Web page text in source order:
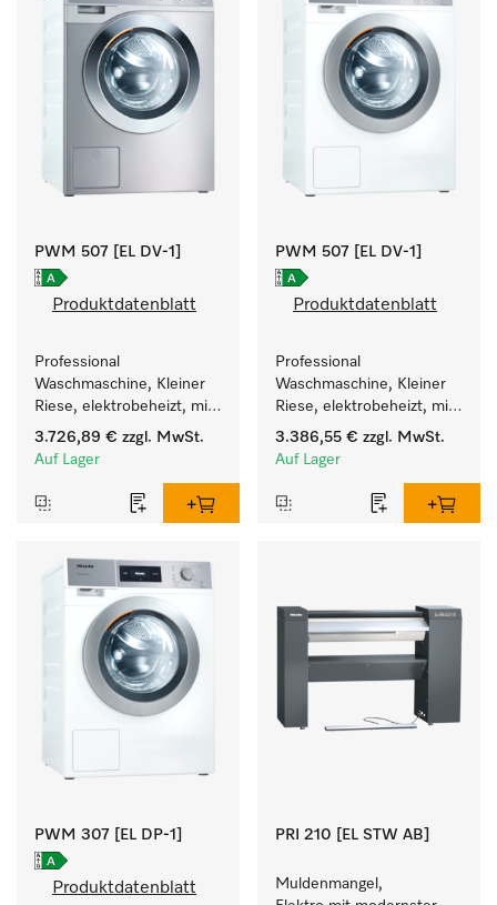
PWM 507 [EL DV-1]
Produktdatenblatt
Professional
Waschmaschine, Kleiner
Riese, elektrobeheizt, mit
Ablaufventil und
zielgruppenspezifischen
Leistung 7 kg  in 49 min .
3.726,89 € zzgl. MwSt.
Auf Lager
PWM 507 [EL DV-1]
Produktdatenblatt
Professional
Waschmaschine, Kleiner
Riese, elektrobeheizt, mit
Ablaufventil und
zielgruppenspezifischen
Leistung 7 kg  in 49 min .
3.386,55 € zzgl. MwSt.
Auf Lager
PWM 307 [EL DP-1]
Produktdatenblatt
PRI 210 [EL STW AB]
Muldenmangel,